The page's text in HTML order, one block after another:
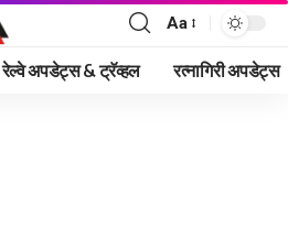
Font
Resizer
Aa
रेल्वे अपडेट्स & ट्रॅव्हल रत्नागिरी अपडेट्स